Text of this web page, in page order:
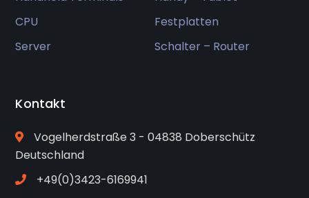
CPU
Festplatten
Server
Schalter – Router
Kontakt
Vogelherdstraße 3 - 04838 Doberschütz
Deutschland
+49(0)3423-6169941